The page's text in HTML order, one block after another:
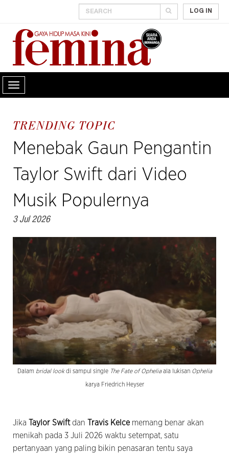
LOG IN
TRENDING TOPIC
Menebak Gaun Pengantin
Taylor Swift dari Video
Musik Populernya
3 Jul 2026
Dalam bridal lookdi sampul single The Fate of Opheliaala lukisan Ophelia
karya Friedrich Heyser
Jika Taylor Swiftdan Travis Kelce memang benar akan
menikah pada 3 Juli 2026 waktu setempat, satu
pertanyaan yang paling bikin penasaran tentu saya